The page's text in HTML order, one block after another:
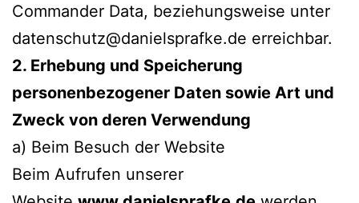
Commander Data, beziehungsweise unter
datenschutz@danielsprafke.de erreichbar.
2. Erhebung und Speicherung
personenbezogener Daten sowie Art und
Zweck von deren Verwendung
a) Beim Besuch der Website
Beim Aufrufen unserer